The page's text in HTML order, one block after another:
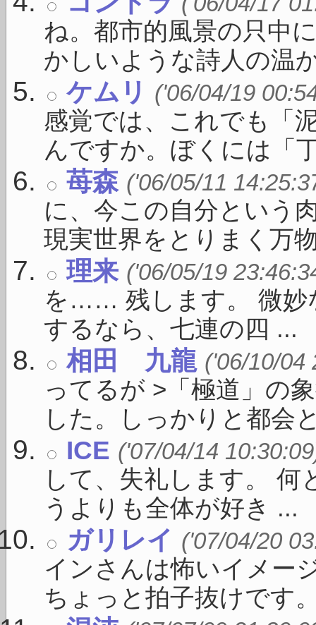
ね。都市的風景の只中
かしいような詩人の温
ケムリ ('06/04/19
感覚では、これでも「
んですか。ぼくには「
苺森 ('06/05/11
に、今この自分という
現実世界をとりまく万
理来 ('06/05/19
を…… 残します。 微妙
するなら、七連の四 ...
相田 九龍 ('06/10/04
ってるが >「極道」の
した。しっかりと都会
ICE ('07/04/14
して、失礼します。
うよりも全体が好き ...
ガリレイ ('07/04/20
インさんは怖いイメー
ちょっと拍子抜けです